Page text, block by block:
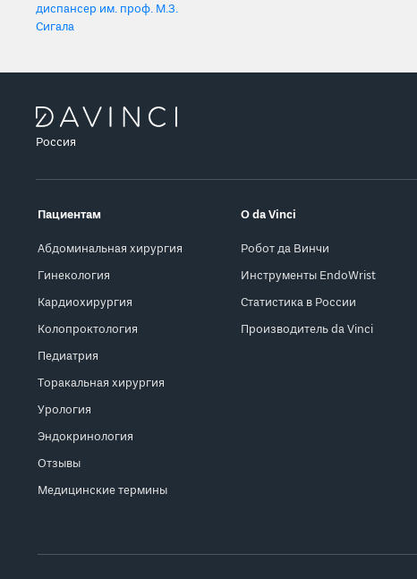
диспансер им. проф. М.З.
Сигала
Россия
Пациентам
Абдоминальная хирургия
Гинекология
Кардиохирургия
Колопроктология
Педиатрия
Торакальная хирургия
Урология
Эндокринология
Отзывы
Медицинские термины
О da Vinci
Робот да Винчи
Инструменты EndoWrist
Статистика в России
Производитель da Vinci